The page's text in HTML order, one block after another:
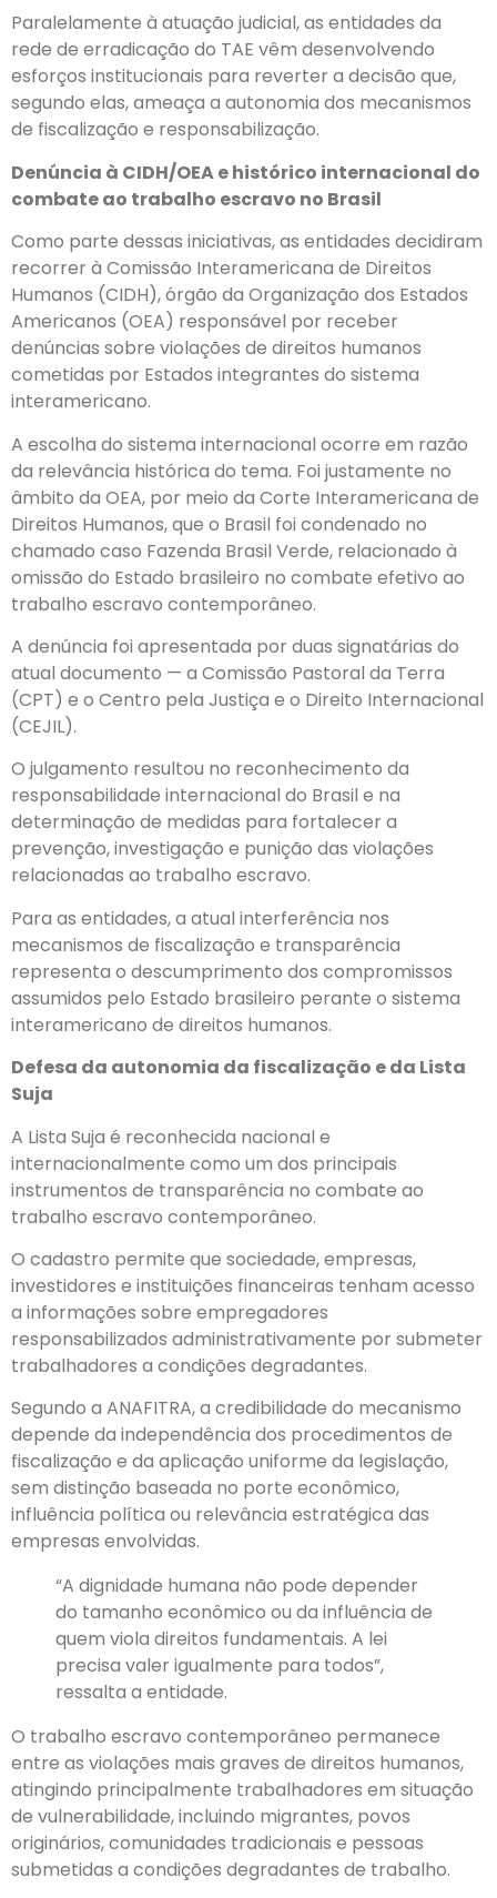
Paralelamente à atuação judicial, as entidades da
rede de erradicação do TAE vêm desenvolvendo
esforços institucionais para reverter a decisão que,
segundo elas, ameaça a autonomia dos mecanismos
de fiscalização e responsabilização.
Denúncia à CIDH/OEA e histórico internacional do
combate ao trabalho escravo no Brasil
Como parte dessas iniciativas, as entidades decidiram
recorrer à Comissão Interamericana de Direitos
Humanos (CIDH), órgão da Organização dos Estados
Americanos (OEA) responsável por receber
denúncias sobre violações de direitos humanos
cometidas por Estados integrantes do sistema
interamericano.
A escolha do sistema internacional ocorre em razão
da relevância histórica do tema. Foi justamente no
âmbito da OEA, por meio da Corte Interamericana de
Direitos Humanos, que o Brasil foi condenado no
chamado caso Fazenda Brasil Verde, relacionado à
omissão do Estado brasileiro no combate efetivo ao
trabalho escravo contemporâneo.
A denúncia foi apresentada por duas signatárias do
atual documento — a Comissão Pastoral da Terra
(CPT) e o Centro pela Justiça e o Direito Internacional
(CEJIL).
O julgamento resultou no reconhecimento da
responsabilidade internacional do Brasil e na
determinação de medidas para fortalecer a
prevenção, investigação e punição das violações
relacionadas ao trabalho escravo.
Para as entidades, a atual interferência nos
mecanismos de fiscalização e transparência
representa o descumprimento dos compromissos
assumidos pelo Estado brasileiro perante o sistema
interamericano de direitos humanos.
Defesa da autonomia da fiscalização e da Lista
Suja
A Lista Suja é reconhecida nacional e
internacionalmente como um dos principais
instrumentos de transparência no combate ao
trabalho escravo contemporâneo.
O cadastro permite que sociedade, empresas,
investidores e instituições financeiras tenham acesso
a informações sobre empregadores
responsabilizados administrativamente por submeter
trabalhadores a condições degradantes.
Segundo a ANAFITRA, a credibilidade do mecanismo
depende da independência dos procedimentos de
fiscalização e da aplicação uniforme da legislação,
sem distinção baseada no porte econômico,
influência política ou relevância estratégica das
empresas envolvidas.
“A dignidade humana não pode depender
do tamanho econômico ou da influência de
quem viola direitos fundamentais. A lei
precisa valer igualmente para todos”,
ressalta a entidade.
O trabalho escravo contemporâneo permanece
entre as violações mais graves de direitos humanos,
atingindo principalmente trabalhadores em situação
de vulnerabilidade, incluindo migrantes, povos
originários, comunidades tradicionais e pessoas
submetidas a condições degradantes de trabalho.